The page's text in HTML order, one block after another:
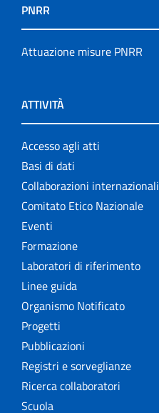
PNRR
Attuazione misure PNRR
ATTIVITÀ
Accesso agli atti
Basi di dati
Collaborazioni internazionali
Comitato Etico Nazionale
Eventi
Formazione
Laboratori di riferimento
Linee guida
Organismo Notificato
Progetti
Pubblicazioni
Registri e sorveglianze
Ricerca collaboratori
Scuola